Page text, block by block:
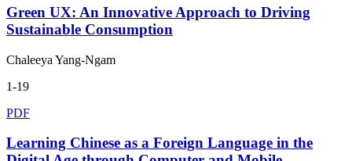
Green UX: An Innovative Approach to Driving
Sustainable Consumption
Chaleeya Yang-Ngam
1-19
PDF
Learning Chinese as a Foreign Language in the